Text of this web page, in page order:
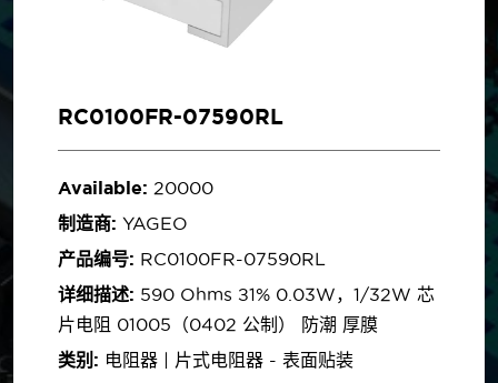
RC0100FR-07590RL
Available: 20000
制造商: YAGEO
产品编号: RC0100FR-07590RL
详细描述: 590 Ohms ±1% 0.03W，1/32W 芯
片电阻 01005（0402 公制） 防潮 厚膜
类别: 电阻器 | 片式电阻器 - 表面贴装